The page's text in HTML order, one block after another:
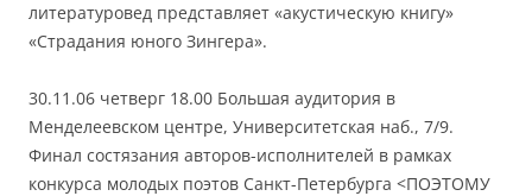
литературовед представляет «акустическую книгу»
«Страдания юного Зингера».
30.11.06 четверг 18.00 Большая аудитория в
Менделеевском центре, Университетская наб., 7/9.
Финал состязания авторов-исполнителей в рамках
конкурса молодых поэтов Санкт-Петербурга <ПОЭТОМУ